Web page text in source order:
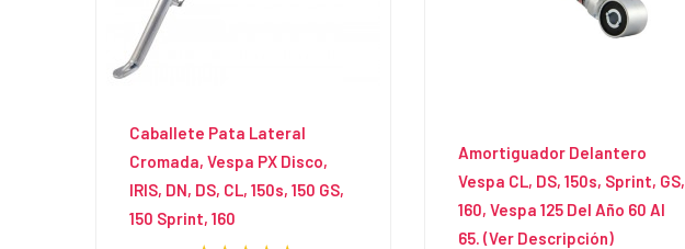
Caballete Pata Lateral
Cromada, Vespa PX Disco,
IRIS, DN, DS, CL, 150s, 150 GS,
150 Sprint, 160
Amortiguador Delantero
Vespa CL, DS, 150s, Sprint, GS,
160, Vespa 125 Del Año 60 Al
65. (Ver Descripción)